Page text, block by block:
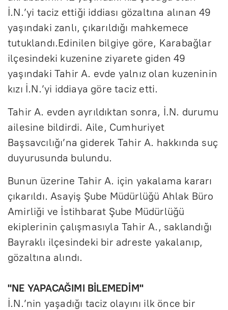
İ.N.’yi taciz ettiği iddiası gözaltına alınan 49
yaşındaki zanlı, çıkarıldığı mahkemece
tutuklandı.Edinilen bilgiye göre, Karabağlar
ilçesindeki kuzenine ziyarete giden 49
yaşındaki Tahir A. evde yalnız olan kuzeninin
kızı İ.N.’yi iddiaya göre taciz etti.
Tahir A. evden ayrıldıktan sonra, İ.N. durumu
ailesine bildirdi. Aile, Cumhuriyet
Başsavcılığı’na giderek Tahir A. hakkında suç
duyurusunda bulundu.
Bunun üzerine Tahir A. için yakalama kararı
çıkarıldı. Asayiş Şube Müdürlüğü Ahlak Büro
Amirliği ve İstihbarat Şube Müdürlüğü
ekiplerinin çalışmasıyla Tahir A., saklandığı
Bayraklı ilçesindeki bir adreste yakalanıp,
gözaltına alındı.
"NE YAPACAĞIMI BİLEMEDİM"
İ.N.’nin yaşadığı taciz olayını ilk önce bir